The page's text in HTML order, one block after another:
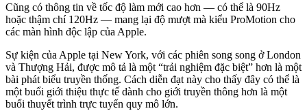
Cũng có thông tin về tốc độ làm mới cao hơn — có thể là 90Hz
hoặc thậm chí 120Hz — mang lại độ mượt mà kiểu ProMotion cho
các màn hình độc lập của Apple.
Sự kiện của Apple tại New York, với các phiên song song ở London
và Thượng Hải, được mô tả là một “trải nghiệm đặc biệt” hơn là một
bài phát biểu truyền thống. Cách diễn đạt này cho thấy đây có thể là
một buổi giới thiệu thực tế dành cho giới truyền thông hơn là một
buổi thuyết trình trực tuyến quy mô lớn.